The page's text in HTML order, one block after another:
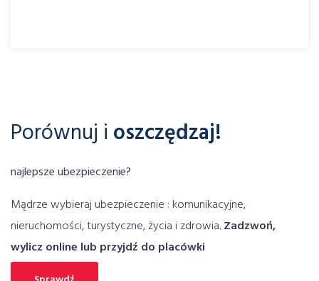
Porównuj i oszczędzaj!
najlepsze ubezpieczenie?
Mądrze wybieraj ubezpieczenie : komunikacyjne,
nieruchomości, turystyczne, życia i zdrowia.Zadzwoń,
wylicz online lub przyjdź do placówki